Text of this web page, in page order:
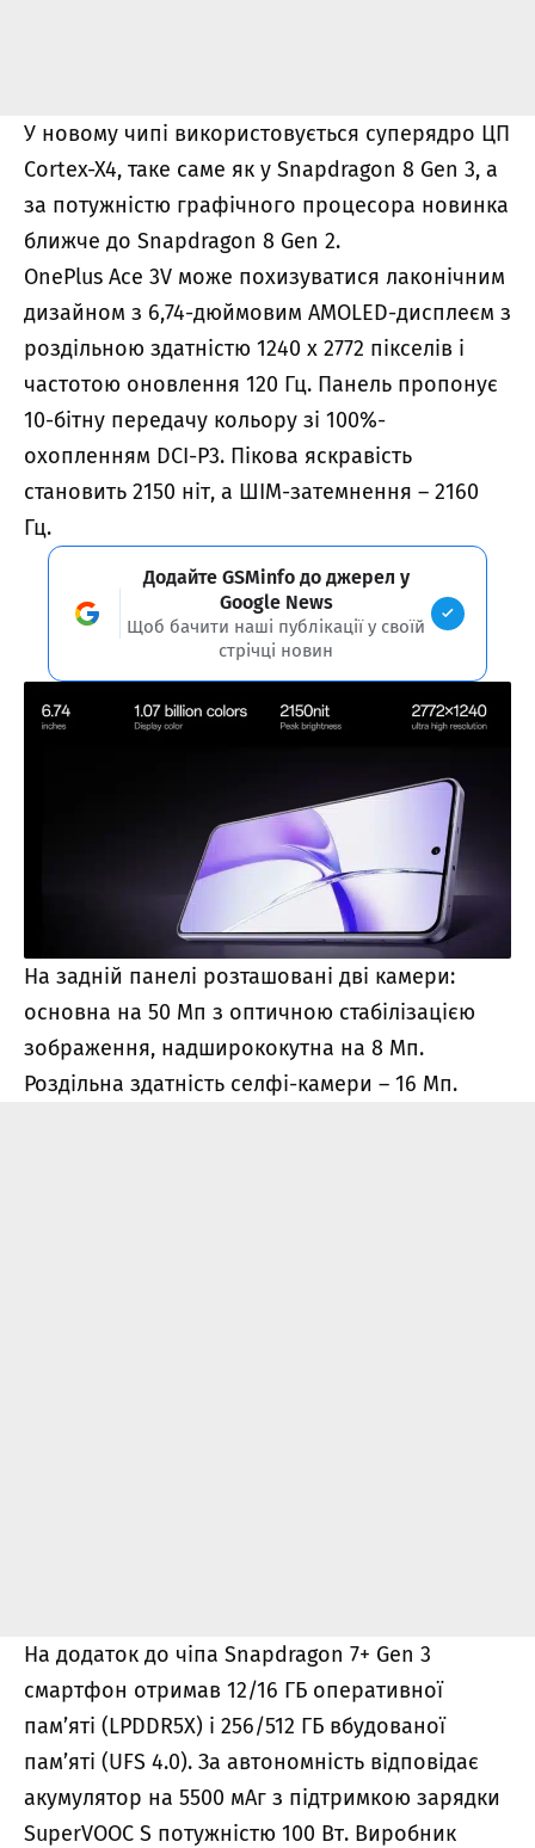
У новому чипі використовується суперядро ЦП
Cortex-X4, таке саме як у Snapdragon 8 Gen 3, а
за потужністю графічного процесора новинка
ближче до Snapdragon 8 Gen 2.
OnePlus Ace 3V може похизуватися лаконічним
дизайном з 6,74-дюймовим AMOLED-дисплеєм з
роздільною здатністю 1240 x 2772 пікселів і
частотою оновлення 120 Гц. Панель пропонує
10-бітну передачу кольору зі 100%-
охопленням DCI-P3. Пікова яскравість
становить 2150 ніт, а ШІМ-затемнення – 2160
Гц.
Додайте GSMinfo до джерел у
Google News
Щоб бачити наші публікації у своїй
стрічці новин
На задній панелі розташовані дві камери:
основна на 50 Мп з оптичною стабілізацією
зображення, надширококутна на 8 Мп.
Роздільна здатність селфі-камери – 16 Мп.
На додаток до чіпа Snapdragon 7+ Gen 3
смартфон отримав 12/16 ГБ оперативної
пам’яті (LPDDR5X) і 256/512 ГБ вбудованої
пам’яті (UFS 4.0). За автономність відповідає
акумулятор на 5500 мАг з підтримкою зарядки
SuperVOOC S потужністю 100 Вт. Виробник